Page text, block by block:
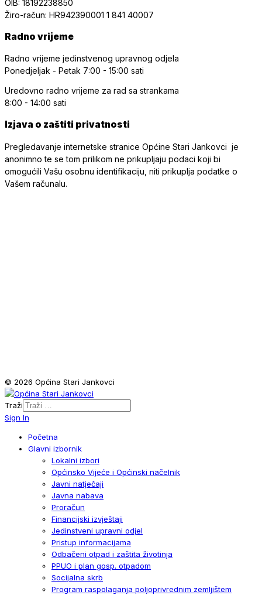
OIB: 18192238850
Žiro-račun: HR942390001 1 841 40007
Radno vrijeme
Radno vrijeme jedinstvenog upravnog odjela
Ponedjeljak - Petak 7:00 - 15:00 sati
Uredovno radno vrijeme za rad sa strankama
8:00 - 14:00 sati
Izjava o zaštiti privatnosti
Pregledavanje internetske stranice Općine Stari Jankovci je
anonimno te se tom prilikom ne prikupljaju podaci koji bi
omogućili Vašu osobnu identifikaciju, niti prikuplja podatke o
Vašem računalu.
© 2026 Općina Stari Jankovci
Traži
Sign In
Početna
Glavni izbornik
Lokalni izbori
Općinsko Vijeće i Općinski načelnik
Javni natječaji
Javna nabava
Proračun
Financijski izvještaji
Jedinstveni upravni odjel
Pristup informacijama
Odbačeni otpad i zaštita životinja
PPUO i plan gosp. otpadom
Socijalna skrb
Program raspolaganja poljoprivrednim zemljištem